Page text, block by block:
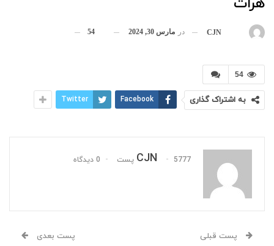
CJN در مارس 30, 2024 54
54
به اشتراک گذاری Facebook
Twitter
CJN 5777 پست 0 دیدگاه
پست قبلی پست بعدی